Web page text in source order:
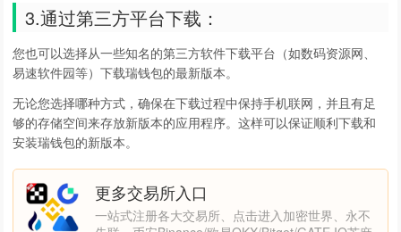
3.通过第三方平台下载：
您也可以选择从一些知名的第三方软件下载平台（如数码资源网、
易速软件园等）下载瑞钱包的最新版本。
无论您选择哪种方式，确保在下载过程中保持手机联网，并且有足
够的存储空间来存放新版本的应用程序。这样可以保证顺利下载和
安装瑞钱包的新版本。
更多交易所入口
一站式注册各大交易所、点击进入加密世界、永不